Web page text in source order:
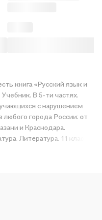
книга «Русский язык и
Учебник. В 5-ти частях.
любого города России: от
и Краснодара.
Литература. 11 класс.
конкурсы и
чтобы не упустить